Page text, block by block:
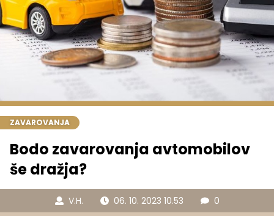
ZAVAROVANJA
Bodo zavarovanja avtomobilov
še dražja?
V.H. 06. 10. 2023 10.53 0